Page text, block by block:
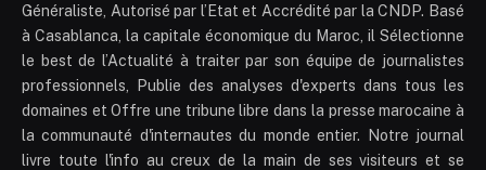
Généraliste, Autorisé par l’Etat et Accrédité par la CNDP. Basé
à Casablanca, la capitale économique du Maroc, il Sélectionne
le best de l’Actualité à traiter par son équipe de journalistes
professionnels, Publie des analyses d'experts dans tous les
domaines et Offre une tribune libre dans la presse marocaine à
la communauté d'internautes du monde entier. Notre journal
livre toute l'info au creux de la main de ses visiteurs et se